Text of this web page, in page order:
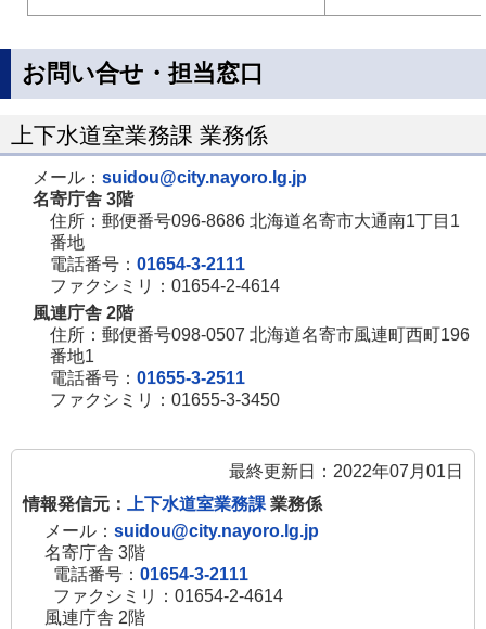
お問い合せ・担当窓口
上下水道室業務課 業務係
メール： suidou@city.nayoro.lg.jp
名寄庁舎 3階
住所：郵便番号096-8686 北海道名寄市大通南1丁目1
番地
電話番号： 01654-3-2111
ファクシミリ：01654-2-4614
風連庁舎 2階
住所：郵便番号098-0507 北海道名寄市風連町西町196
番地1
電話番号： 01655-3-2511
ファクシミリ：01655-3-3450
最終更新日：2022年07月01日
情報発信元：
上下水道室業務課 業務係
メール： suidou@city.nayoro.lg.jp
名寄庁舎 3階
電話番号： 01654-3-2111
ファクシミリ：01654-2-4614
風連庁舎 2階